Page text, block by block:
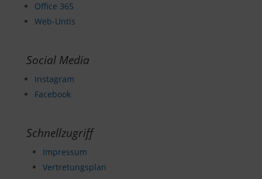
Office 365
Web-Untis
Social Media
Instagram
Facebook
Schnellzugriff
Impressum
Vertretungsplan